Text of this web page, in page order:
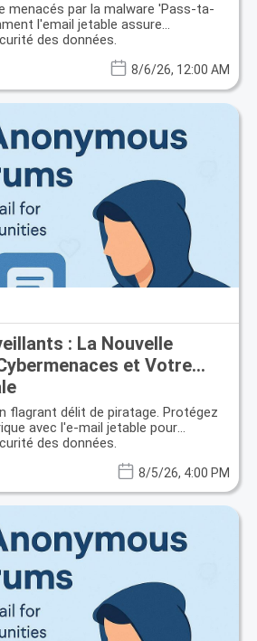
menacés par la malware 'Pass-ta-
l'email jetable assure
des données.
8/6/26, 12:00 AM
: La Nouvelle
et Votre
flagrant délit de piratage. Protégez
avec l'e-mail jetable pour
des données.
8/5/26, 4:00 PM